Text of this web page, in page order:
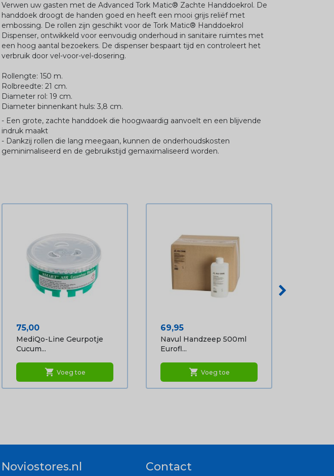
Verwen uw gasten met de Advanced Tork Matic® Zachte Handdoekrol. De
handdoek droogt de handen goed en heeft een mooi grijs reliëf met
embossing. De rollen zijn geschikt voor de Tork Matic® Handdoekrol
Dispenser, ontwikkeld voor eenvoudig onderhoud in sanitaire ruimtes met
een hoog aantal bezoekers. De dispenser bespaart tijd en controleert het
verbruik door vel-voor-vel-dosering.
Rollengte: 150 m.
Rolbreedte: 21 cm.
Diameter rol: 19 cm.
Diameter binnenkant huls: 3,8 cm.
- Een grote, zachte handdoek die hoogwaardig aanvoelt en een blijvende
indruk maakt
- Dankzij rollen die lang meegaan, kunnen de onderhoudskosten
geminimaliseerd en de gebruikstijd gemaximaliseerd worden.
Prijs
75,00
MediQo-Line Geurpotje
Cucum...
shopping_cart Voeg toe
Prijs
69,95
Navul Handzeep 500ml
Eurofl...
shopping_cart Voeg toe
Noviostores.nl Contact